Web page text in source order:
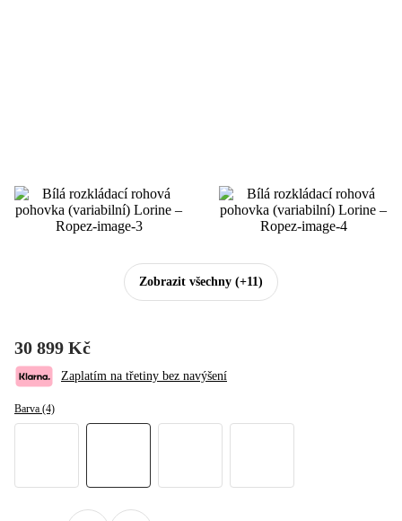
Zobrazit všechny (+11)
30 899 Kč
Zaplatím na třetiny bez navýšení
Barva (4)